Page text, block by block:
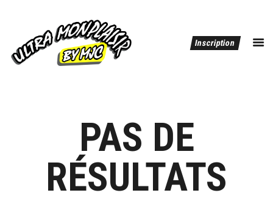
Inscription
ULTRA MONPLAISIR BY MJC
dépassez vous !
PAS DE
RÉSULTATS